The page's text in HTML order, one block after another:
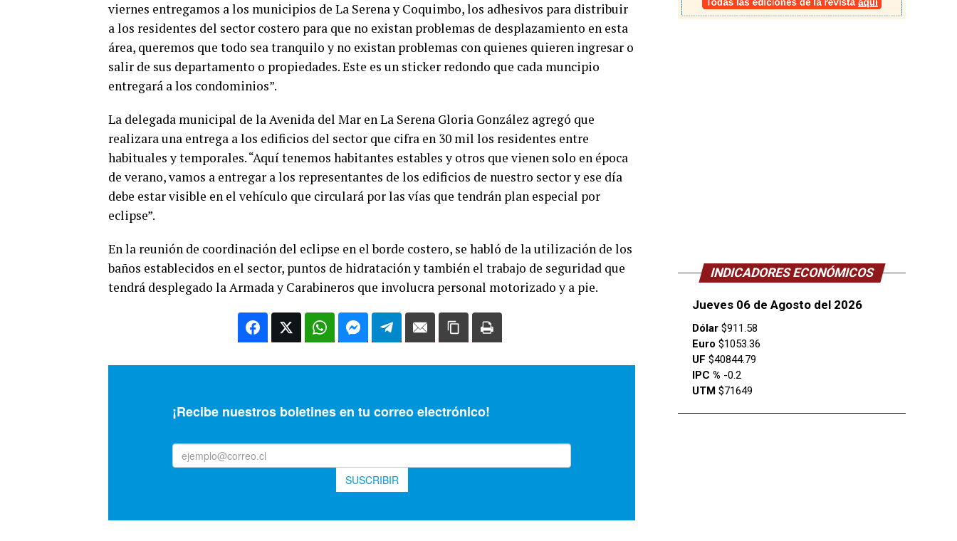
viernes entregamos a los municipios de La Serena y Coquimbo, los adhesivos para distribuir
a los residentes del sector costero para que no existan problemas de desplazamiento en esta
área, queremos que todo sea tranquilo y no existan problemas con quienes quieren ingresar o
salir de sus departamento o propiedades. Este es un sticker redondo que cada muncipio
entregará a los condominios”.
La delegada municipal de la Avenida del Mar en La Serena Gloria González agregó que
realizara una entrega a los edificios del sector que cifra en 30 mil los residentes entre
habituales y temporales. “Aquí tenemos habitantes estables y otros que vienen solo en época
de verano, vamos a entregar a los representantes de los edificios de nuestro sector y ese día
debe estar visible en el vehículo que circulará por las vías que tendrán plan especial por
eclipse”.
En la reunión de coordinación del eclipse en el borde costero, se habló de la utilización de los
baños establecidos en el sector, puntos de hidratación y también el trabajo de seguridad que
tendrá desplegado la Armada y Carabineros que involucra personal motorizado y a pie.
INDICADORES ECONÓMICOS
Jueves 06 de Agosto del 2026
Dólar $911.58
Euro $1053.36
UF $40844.79
IPC % -0.2
UTM $71649